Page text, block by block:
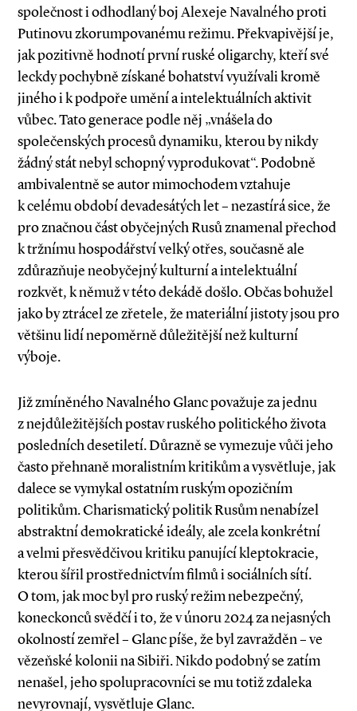
společnost i odhodlaný boj Alexeje Navalného proti
Putinovu zkorumpovanému režimu. Překvapivější je,
jak pozitivně hodnotí první ruské oligarchy, kteří své
leckdy pochybně získané bohatství využívali kromě
jiného i k podpoře umění a intelektuálních aktivit
vůbec. Tato generace podle něj „vnášela do
společenských procesů dynamiku, kterou by nikdy
žádný stát nebyl schopný vyprodukovat“. Podobně
ambivalentně se autor mimochodem vztahuje
k celému období devadesátých let – nezastírá sice, že
pro značnou část obyčejných Rusů znamenal přechod
k tržnímu hospodářství velký otřes, současně ale
zdůrazňuje neobyčejný kulturní a intelektuální
rozkvět, k němuž v této dekádě došlo. Občas bohužel
jako by ztrácel ze zřetele, že materiální jistoty jsou pro
většinu lidí nepoměrně důležitější než kulturní
výboje.
Již zmíněného Navalného Glanc považuje za jednu
z nejdůležitějších postav ruského politického života
posledních desetiletí. Důrazně se vymezuje vůči jeho
často přehnaně moralistním kritikům a vysvětluje, jak
dalece se vymykal ostatním ruským opozičním
politikům. Charismatický politik Rusům nenabízel
abstraktní demokratické ideály, ale zcela konkrétní
a velmi přesvědčivou kritiku panující kleptokracie,
kterou šířil prostřednictvím filmů i sociálních sítí.
O tom, jak moc byl pro ruský režim nebezpečný,
koneckonců svědčí i to, že v únoru 2024 za nejasných
okolností zemřel – Glanc píše, že byl zavražděn – ve
vězeňské kolonii na Sibiři. Nikdo podobný se zatím
nenašel, jeho spolupracovníci se mu totiž zdaleka
nevyrovnají, vysvětluje Glanc.